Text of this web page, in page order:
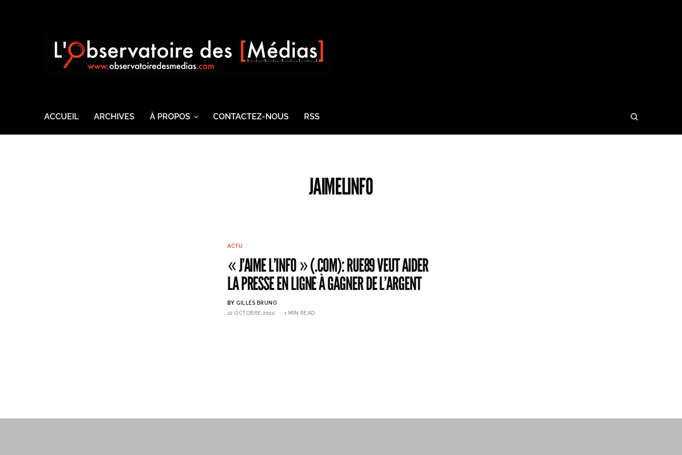
ACCUEIL ARCHIVES À PROPOS CONTACTEZ-NOUS RSS
JAIMELINFO
ACTU
« J’AIME L’INFO » (.COM): RUE89 VEUT AIDER
LA PRESSE EN LIGNE À GAGNER DE L’ARGENT
BY GILLES BRUNO
22 OCTOBRE 2010
1 MIN READ